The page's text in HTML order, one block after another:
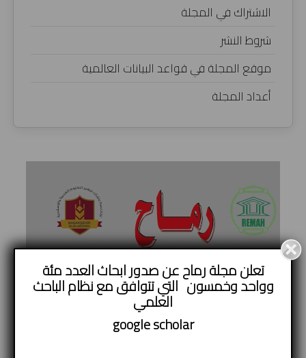
الاشتراك في المجلة
شروط النشر
موقع المجلة في قواعد البيانات العالمية
أعداد المجلة
تعلن مجلة رماح عن صدور ابحاث العدد مئة
وواحد وخمسون التي تتوافق مع نظام الباحث
العلمي
googlescholar